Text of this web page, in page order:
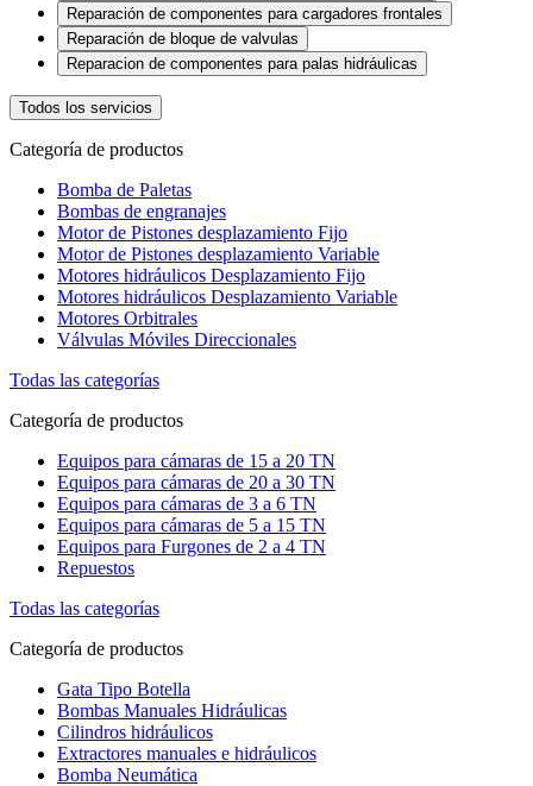
Reparación de componentes para cargadores frontales
Reparación de bloque de valvulas
Reparacion de componentes para palas hidráulicas
Todos los servicios
Categoría de productos
Bomba de Paletas
Bombas de engranajes
Motor de Pistones desplazamiento Fijo
Motor de Pistones desplazamiento Variable
Motores hidráulicos Desplazamiento Fijo
Motores hidráulicos Desplazamiento Variable
Motores Orbitrales
Válvulas Móviles Direccionales
Todas las categorías
Categoría de productos
Equipos para cámaras de 15 a 20 TN
Equipos para cámaras de 20 a 30 TN
Equipos para cámaras de 3 a 6 TN
Equipos para cámaras de 5 a 15 TN
Equipos para Furgones de 2 a 4 TN
Repuestos
Todas las categorías
Categoría de productos
Gata Tipo Botella
Bombas Manuales Hidráulicas
Cilindros hidráulicos
Extractores manuales e hidráulicos
Bomba Neumática